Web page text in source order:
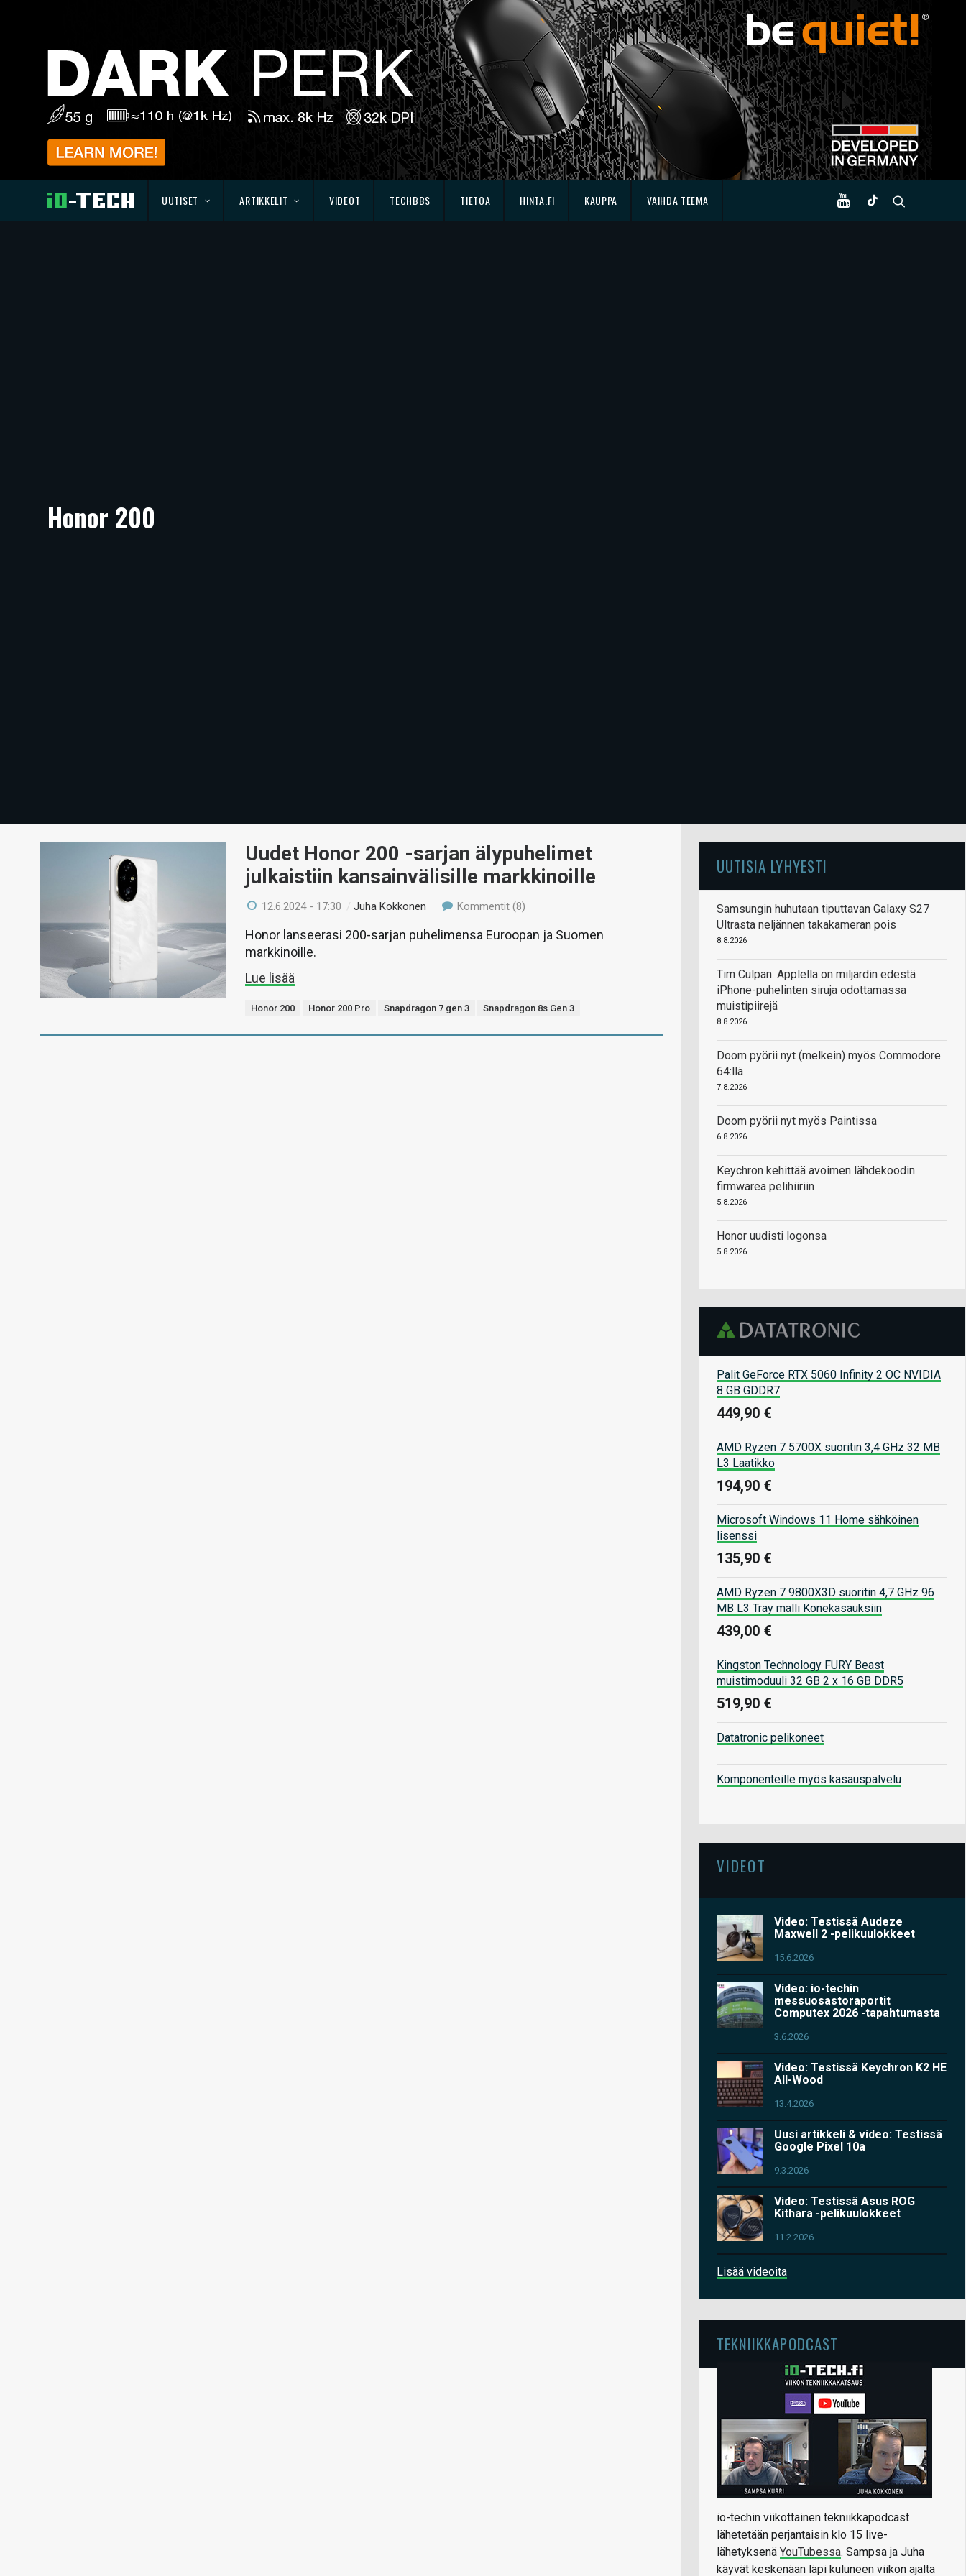
UUTISET ARTIKKELIT VIDEOT TECHBBS TIETOA HINTA.FI KAUPPA VAIHDA TEEMA
Honor 200
Uudet Honor 200 -sarjan älypuhelimet
julkaistiin kansainvälisille markkinoille
12.6.2024 - 17:30 /Juha Kokkonen Kommentit (8)
Honor lanseerasi 200-sarjan puhelimensa Euroopan ja Suomen
markkinoille.
Lue lisää
Honor 200 Honor 200 Pro Snapdragon 7 gen 3 Snapdragon 8s Gen 3
UUTISIA LYHYESTI
Samsungin huhutaan tiputtavan Galaxy S27
Ultrasta neljännen takakameran pois
8.8.2026
Tim Culpan: Applella on miljardin edestä
iPhone-puhelinten siruja odottamassa
muistipiirejä
8.8.2026
Doom pyörii nyt (melkein) myös Commodore
64:llä
7.8.2026
Doom pyörii nyt myös Paintissa
6.8.2026
Keychron kehittää avoimen lähdekoodin
firmwarea pelihiiriin
5.8.2026
Honor uudisti logonsa
5.8.2026
Palit GeForce RTX 5060 Infinity 2 OC NVIDIA
8 GB GDDR7
449,90 €
AMD Ryzen 7 5700X suoritin 3,4 GHz 32 MB
L3 Laatikko
194,90 €
Microsoft Windows 11 Home sähköinen
lisenssi
135,90 €
AMD Ryzen 7 9800X3D suoritin 4,7 GHz 96
MB L3 Tray malli Konekasauksiin
439,00 €
Kingston Technology FURY Beast
muistimoduuli 32 GB 2 x 16 GB DDR5
519,90 €
Datatronic pelikoneet
Komponenteille myös kasauspalvelu
VIDEOT
Video: Testissä Audeze
Maxwell 2 -pelikuulokkeet
15.6.2026
Video: io-techin
messuosastoraportit
Computex 2026 -tapahtumasta
3.6.2026
Video: Testissä Keychron K2 HE
All-Wood
13.4.2026
Uusi artikkeli & video: Testissä
Google Pixel 10a
9.3.2026
Video: Testissä Asus ROG
Kithara -pelikuulokkeet
11.2.2026
Lisää videoita
TEKNIIKKAPODCAST
io-techin viikottainen tekniikkapodcast
lähetetään perjantaisin klo 15 live-
lähetyksenä YouTubessa. Sampsa ja Juha
käyvät keskenään läpi kuluneen viikon ajalta